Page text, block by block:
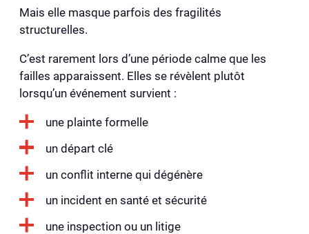
Mais elle masque parfois des fragilités
structurelles.
C’est rarement lors d’une période calme que les
failles apparaissent. Elles se révèlent plutôt
lorsqu’un événement survient :
une plainte formelle
un départ clé
un conflit interne qui dégénère
un incident en santé et sécurité
une inspection ou un litige